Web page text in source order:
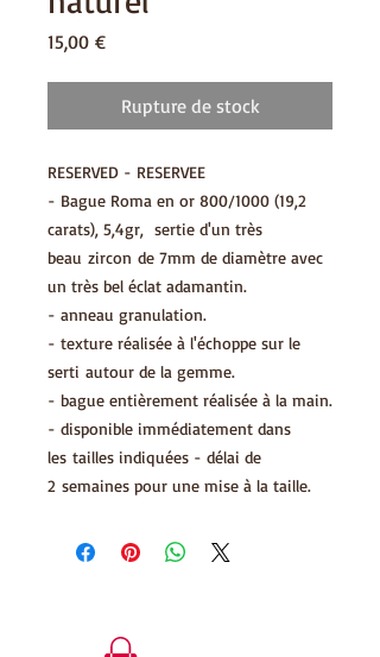
15,00 €Prix
Rupture de stock
RESERVED - RESERVEE
- Bague Roma en or 800/1000 (19,2
carats), 5,4gr, sertie d'un très
beau zircon de 7mm de diamètre avec
un très bel éclat adamantin.
- anneau granulation.
- texture réalisée à l'échoppe sur le
serti autour de la gemme.
- bague entièrement réalisée à la main.
- disponible immédiatement dans
les tailles indiquées - délai de
2 semaines pour une mise à la taille.